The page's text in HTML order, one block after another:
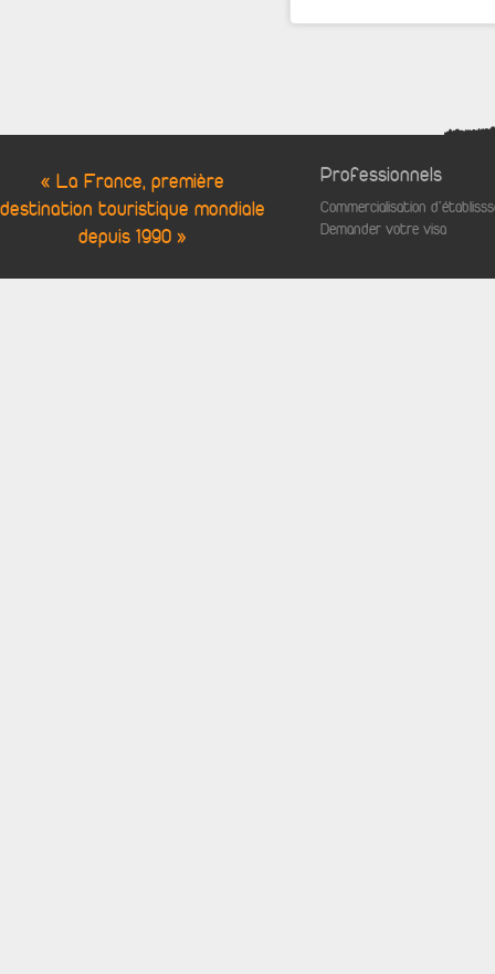
« La France, première
destination touristique mondiale
depuis 1990 »
Professionnels
Commercialisation
Demander votre visa